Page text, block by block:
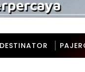
DESTINATOR